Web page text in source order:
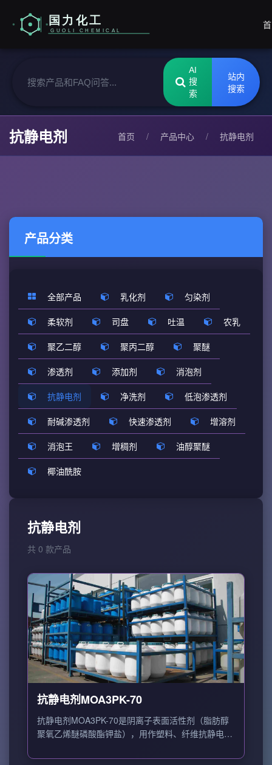
AI
搜
索
站内
搜索
抗静电剂 首页 / 产品中心 / 抗静电剂
产品分类
全部产品 乳化剂 匀染剂
柔软剂 司盘 吐温 农乳
聚乙二醇 聚丙二醇 聚醚
渗透剂 添加剂 消泡剂
抗静电剂 净洗剂 低泡渗透剂
耐碱渗透剂 快速渗透剂 增溶剂
消泡王 增稠剂 油醇聚醚
椰油酰胺
抗静电剂
共 0 款产品
抗静电剂MOA3PK-70
抗静电剂MOA3PK-70是阴离子表面活性剂（脂肪醇
聚氧乙烯醚磷酸酯钾盐），用作塑料、纤维抗静电